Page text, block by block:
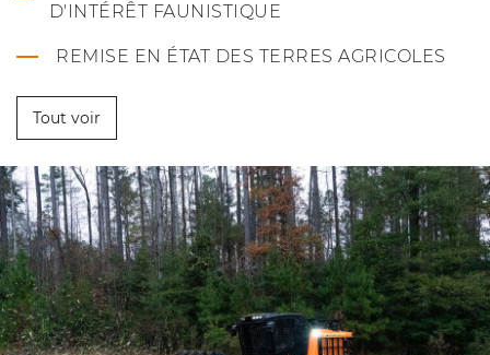
D'INTÉRÊT FAUNISTIQUE
REMISE EN ÉTAT DES TERRES AGRICOLES
Tout voir